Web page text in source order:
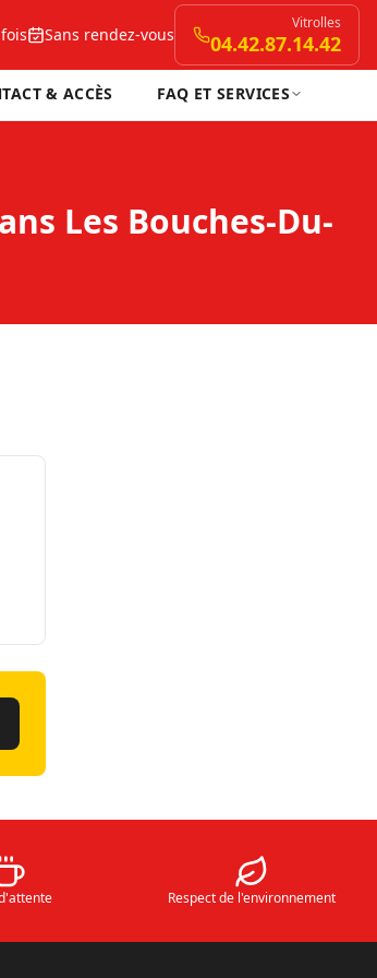
Sans rendez-vous
Vitrolles
04.42.87.14.42
& ACCÈS FAQ ET SERVICES
Les Bouches-Du-
Respect de l'environnement